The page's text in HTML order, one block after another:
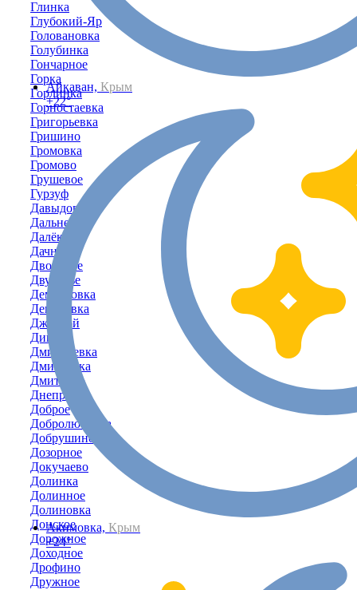
Айкаван, Крым
+22°
Акимовка, Крым
+24°
Глинка
Глубокий-Яр
Головановка
Голубинка
Гончарное
Горка
Горлинка
Горностаевка
Григорьевка
Гришино
Громовка
Громово
Грушевое
Гурзуф
Давыдово
Дальнее
Далёкое
Дачное
Дворовое
Двуречье
Демьяновка
Денисовка
Джанкой
Дивное
Дмитриевка
Дмитровка
Дмитрово
Днепровка
Доброе
Добролюбовка
Добрушино
Дозорное
Докучаево
Долинка
Долинное
Долиновка
Донское
Дорожное
Доходное
Дрофино
Дружное